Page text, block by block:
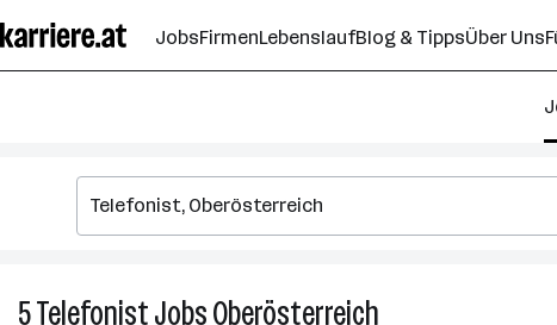
Seiteninhalt
springen
JobsFirmenLebenslaufBlog & TippsÜber Uns
5TelefonistJobsOberösterreich